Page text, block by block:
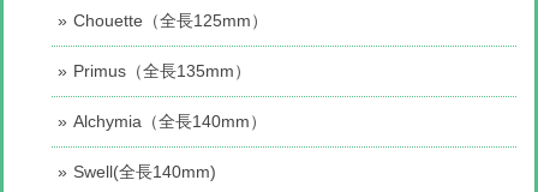
Chouette（全長125mm）
Primus（全長135mm）
Alchymia（全長140mm）
Swell(全長140mm)